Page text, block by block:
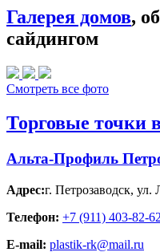
Галерея домов,
сайдингом
Смотреть все фото
Торговые точки
Альта-Профиль
Адрес:г. Петрозаводск, ул.
Телефон: +7 (911) 403-82-62
E-mail: plastik-rk@mail.ru